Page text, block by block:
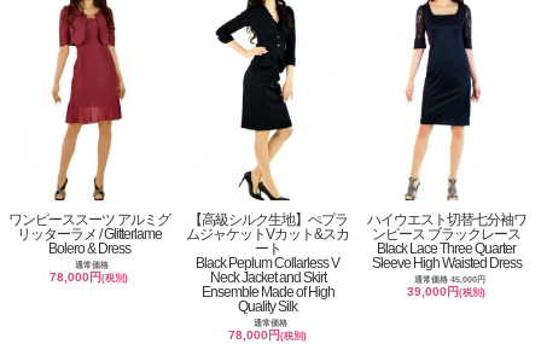
ワンピーススーツ アルミグ
リッターラメ / Glitterlame
Bolero & Dress
通常価格
78,000円(税別)
【高級シルク生地】ぺプラ
ムジャケットVカット&スカ
ート
Black Peplum Collarless V
Neck Jacket and Skirt
Ensemble Made of High
Quality Silk
通常価格
78,000円(税別)
ハイウエスト切替七分袖ワ
ンピース ブラックレース
Black Lace Three Quarter
Sleeve High Waisted Dress
通常価格 45,000円
39,000円(税別)